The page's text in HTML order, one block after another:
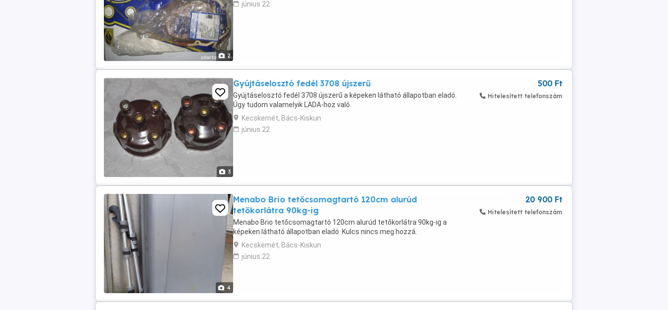
2
június 22
3
Gyújtáselosztó fedél 3708 újszerű
Gyújtáselosztó fedél 3708 újszerű a képeken látható állapotban eladó.
Úgy tudom valamelyik LADA-hoz való.
Kecskemét, Bács-Kiskun
június 22
500 Ft
Hitelesített telefonszám
4
Menabo Brio tetőcsomagtartó 120cm alurúd
tetőkorlátra 90kg-ig
Menabo Brio tetőcsomagtartó 120cm alurúd tetőkorlátra 90kg-ig a
képeken látható állapotban eladó. Kulcs nincs meg hozzá.
Kecskemét, Bács-Kiskun
június 22
20 900 Ft
Hitelesített telefonszám